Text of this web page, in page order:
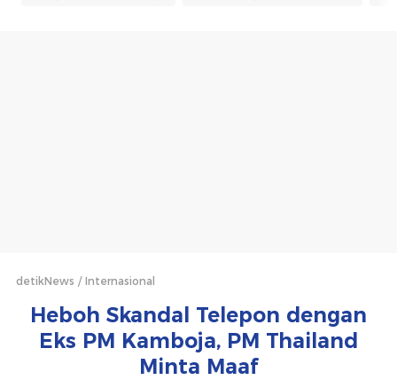
detikNews Internasional
Heboh Skandal Telepon dengan
Eks PM Kamboja, PM Thailand
Minta Maaf